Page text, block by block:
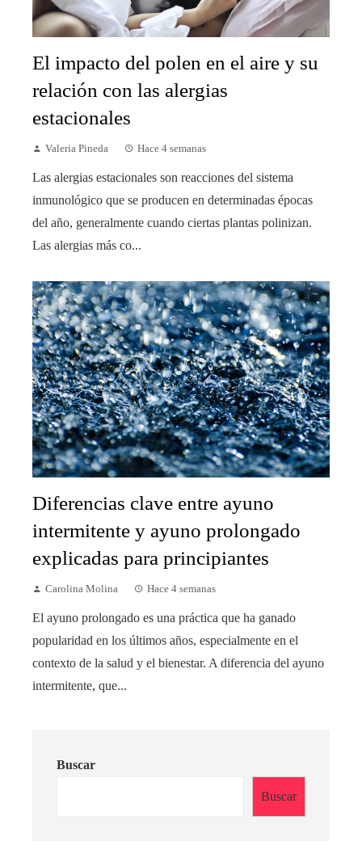
El impacto del polen en el aire y su
relación con las alergias
estacionales
Valeria Pineda Hace 4 semanas
Las alergias estacionales son reacciones del sistema
inmunológico que se producen en determinadas épocas
del año, generalmente cuando ciertas plantas polinizan.
Las alergias más co...
Diferencias clave entre ayuno
intermitente y ayuno prolongado
explicadas para principiantes
Carolina Molina Hace 4 semanas
El ayuno prolongado es una práctica que ha ganado
popularidad en los últimos años, especialmente en el
contexto de la salud y el bienestar. A diferencia del ayuno
intermitente, que...
Buscar
Buscar